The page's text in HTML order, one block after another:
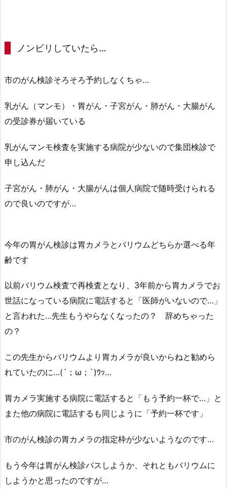
ノンビリしていたら…
市のがん検診そろそろ予約しなくちゃ…
乳がん（マンモ）・胃がん・子宮がん・肺がん・大腸がん
の受診券が届いている
乳がんマンモ検査を実施する病院が少ないので集団検診で
申し込んだ
子宮がん・肺がん・大腸がんは個人病院で随時受けられる
ので良いのですが…
今年の胃がん検診は胃カメラとバリウムどちらか選べる年
齢です
以前バリウム検査で再検査となり、3年前から胃カメラでお
世話になっている病院に電話すると「医師がいないので…」
と言われた…先生もうやらなくなったの？ 辞めちゃった
の？
この先生からバリウムより胃カメラが良いからねと勧めら
れていたのに…(´；ω；`)ｳｯ…
胃カメラ実施する病院に電話すると「もう予約一杯で…」と
また他の病院に電話するも同じように「予約一杯です」
市のがん検診の胃カメラの指定枠が少ないようなのです…
もう今年は胃がん検診パスしようか、それともバリウムに
しようかと思ったのですが…